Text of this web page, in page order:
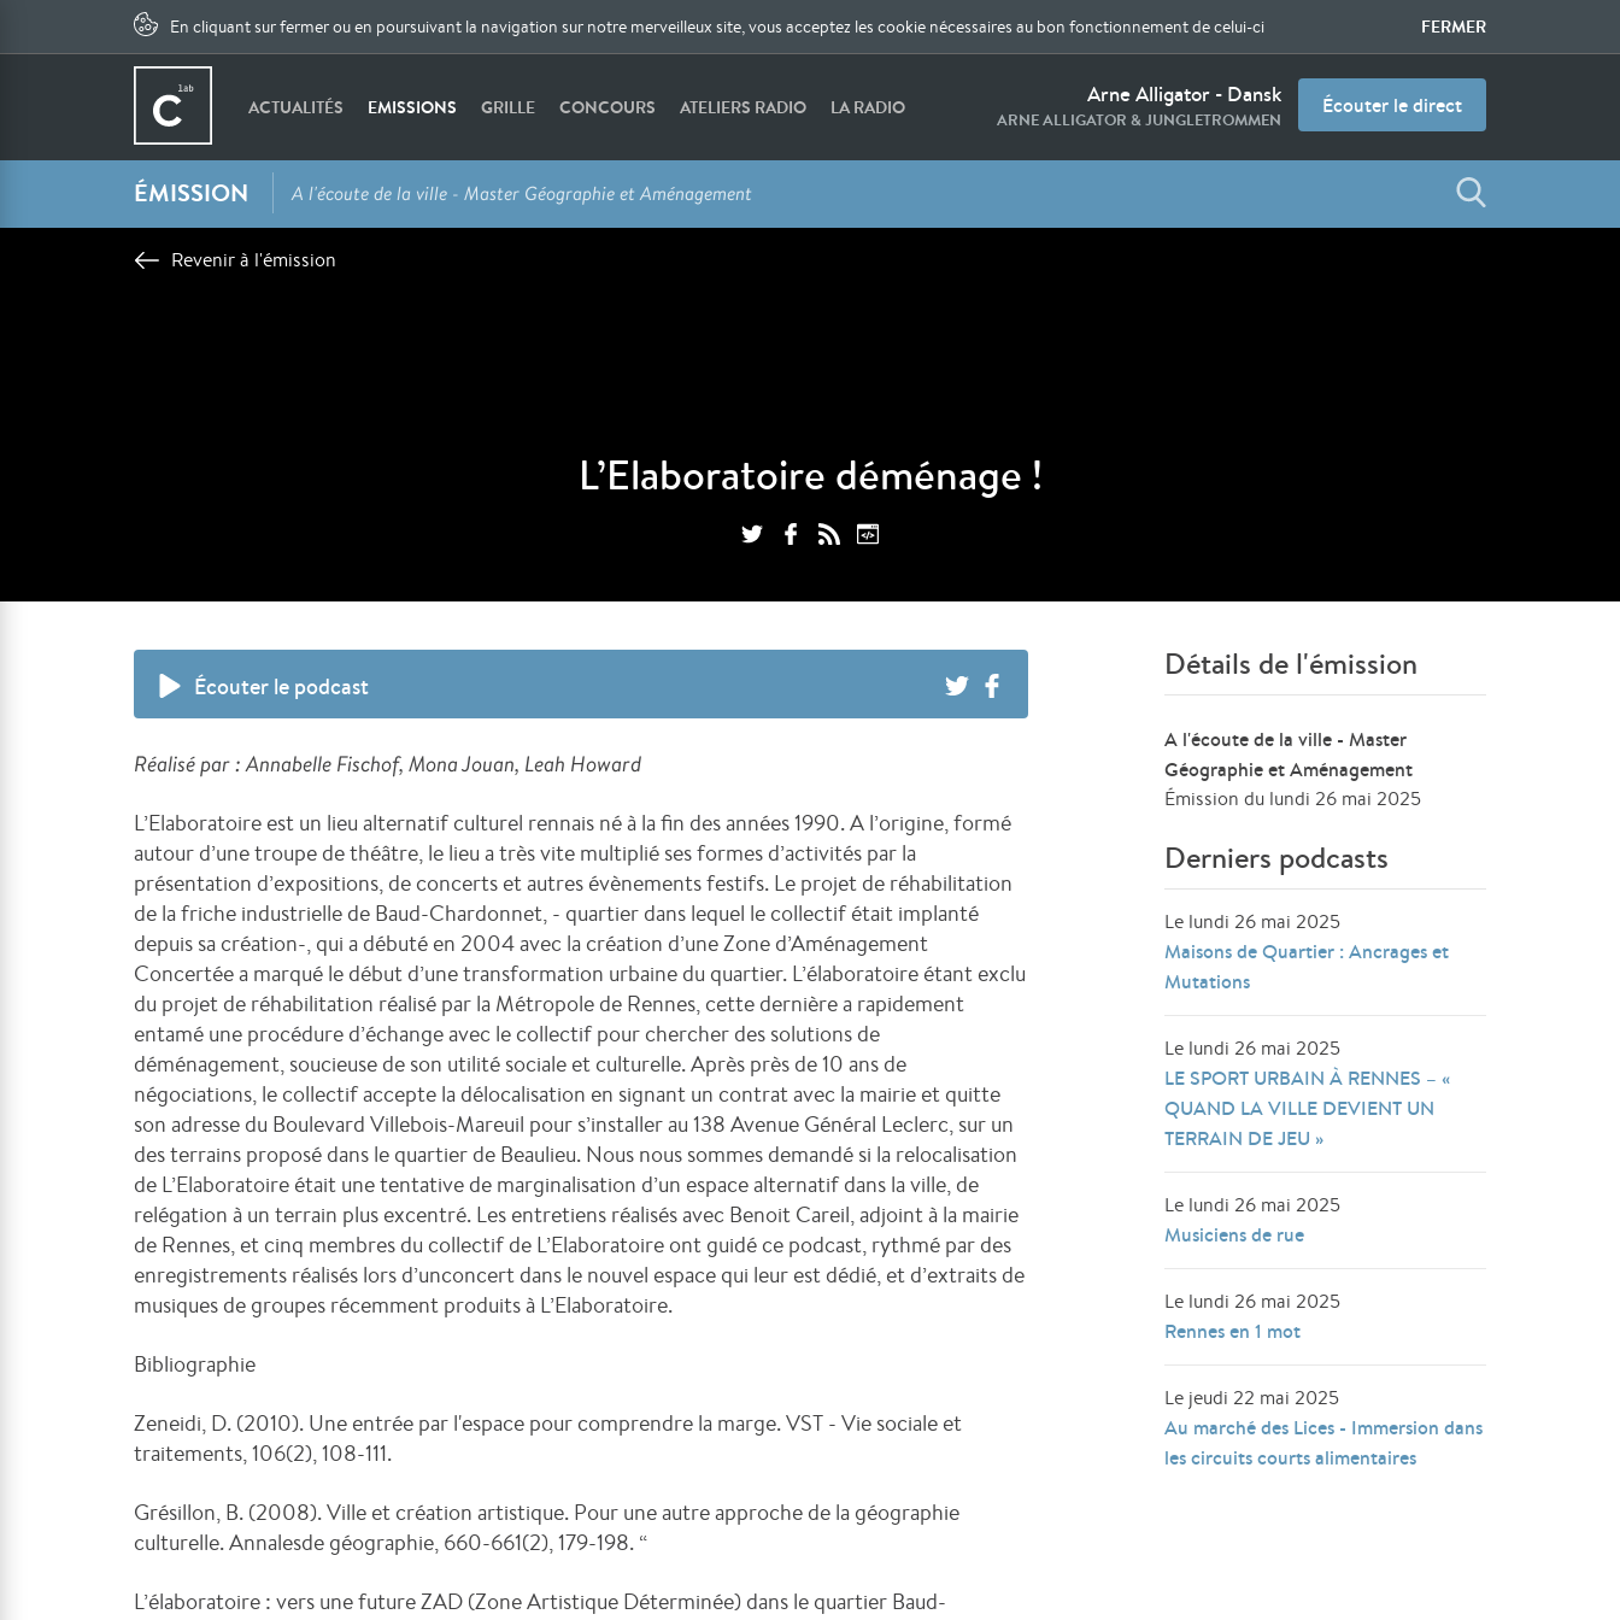
En cliquant sur fermer ou en poursuivant la navigation sur notre merveilleux site, vous acceptez les cookie nécessaires au bon fonctionnement de celui-ci FERMER
ACTUALITÉS EMISSIONS GRILLE CONCOURS ATELIERS RADIO LA RADIO Arne Alligator - Dansk
ARNE ALLIGATOR & JUNGLETROMMEN
Écouter le direct
ÉMISSION A l'écoute de la ville - Master Géographie et Aménagement
Revenir à l'émission
L’Elaboratoire déménage !
Écouter le podcast
Réalisé par : Annabelle Fischof, Mona Jouan, Leah Howard
L’Elaboratoire est un lieu alternatif culturel rennais né à la fin des années 1990. A l’origine, formé
autour d’une troupe de théâtre, le lieu a très vite multiplié ses formes d’activités par la
présentation d’expositions, de concerts et autres évènements festifs. Le projet de réhabilitation
de la friche industrielle de Baud-Chardonnet, - quartier dans lequel le collectif était implanté
depuis sa création-, qui a débuté en 2004 avec la création d’une Zone d’Aménagement
Concertée a marqué le début d’une transformation urbaine du quartier. L’élaboratoire étant exclu
du projet de réhabilitation réalisé par la Métropole de Rennes, cette dernière a rapidement
entamé une procédure d’échange avec le collectif pour chercher des solutions de
déménagement, soucieuse de son utilité sociale et culturelle. Après près de 10 ans de
négociations, le collectif accepte la délocalisation en signant un contrat avec la mairie et quitte
son adresse du Boulevard Villebois-Mareuil pour s’installer au 138 Avenue Général Leclerc, sur un
des terrains proposé dans le quartier de Beaulieu. Nous nous sommes demandé si la relocalisation
de L’Elaboratoire était une tentative de marginalisation d’un espace alternatif dans la ville, de
relégation à un terrain plus excentré. Les entretiens réalisés avec Benoit Careil, adjoint à la mairie
de Rennes, et cinq membres du collectif de L’Elaboratoire ont guidé ce podcast, rythmé par des
enregistrements réalisés lors d’unconcert dans le nouvel espace qui leur est dédié, et d’extraits de
musiques de groupes récemment produits à L’Elaboratoire.
Bibliographie
Zeneidi, D. (2010). Une entrée par l'espace pour comprendre la marge. VST - Vie sociale et
traitements, 106(2), 108-111.
Grésillon, B. (2008). Ville et création artistique. Pour une autre approche de la géographie
culturelle. Annalesde géographie, 660-661(2), 179-198. “
L’élaboratoire : vers une future ZAD (Zone Artistique Déterminée) dans le quartier Baud-
Détails de l'émission
A l'écoute de la ville - Master
Géographie et Aménagement
Émission du lundi 26 mai 2025
Derniers podcasts
Le lundi 26 mai 2025
Maisons de Quartier : Ancrages et
Mutations
Le lundi 26 mai 2025
LE SPORT URBAIN À RENNES – «
QUAND LA VILLE DEVIENT UN
TERRAIN DE JEU »
Le lundi 26 mai 2025
Musiciens de rue
Le lundi 26 mai 2025
Rennes en 1 mot
Le jeudi 22 mai 2025
Au marché des Lices - Immersion dans
les circuits courts alimentaires